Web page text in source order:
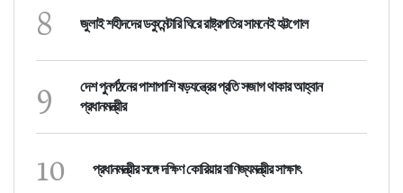
8 জুলাই শহীদদের ডকুমেন্টারি ঘিরে রাষ্ট্রপতির সামনেই হট্টগোল
9
দেশ পুনর্গঠনের পাশাপাশি ষড়যন্ত্রের প্রতি সজাগ থাকার আহ্বান
প্রধানমন্ত্রীর
10 প্রধানমন্ত্রীর সঙ্গে দক্ষিণ কোরিয়ার বাণিজ্যমন্ত্রীর সাক্ষাৎ